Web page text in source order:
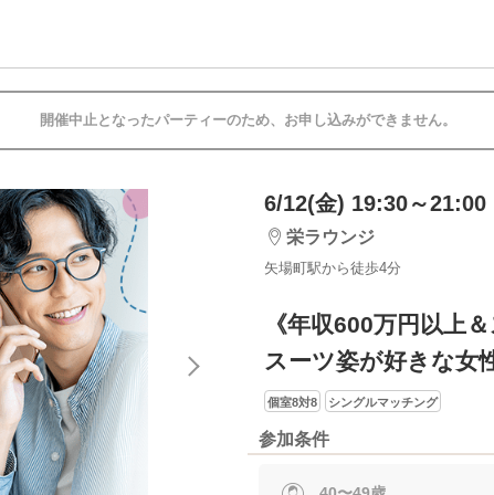
開催中止となったパーティーのため、お申し込みができません。
6/12(金) 19:30～21:00
栄ラウンジ
矢場町駅から徒歩4分
《年収600万円以上
スーツ姿が好きな女
個室8対8 シングルマッチング
参加条件